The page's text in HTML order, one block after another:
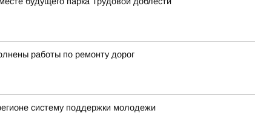
работы по ремонту дорог
систему поддержки молодежи